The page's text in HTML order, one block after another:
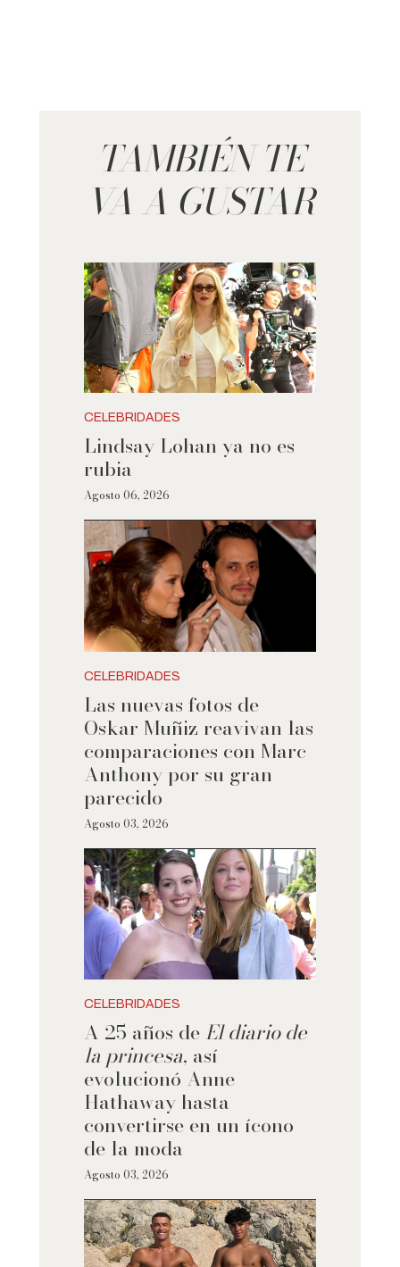
TAMBIÉN TE
VA A GUSTAR
CELEBRIDADES
Lindsay Lohan ya no es
rubia
Agosto 06, 2026
CELEBRIDADES
Las nuevas fotos de
Oskar Muñiz reavivan las
comparaciones con Marc
Anthony por su gran
parecido
Agosto 03, 2026
CELEBRIDADES
A 25 años de El diario de
la princesa, así
evolucionó Anne
Hathaway hasta
convertirse en un ícono
de la moda
Agosto 03, 2026